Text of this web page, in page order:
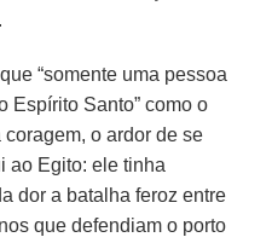
“somente uma pessoa
Espírito Santo” como o
coragem, o ardor de se
ao Egito: ele tinha
dor a batalha feroz entre
que defendiam o porto